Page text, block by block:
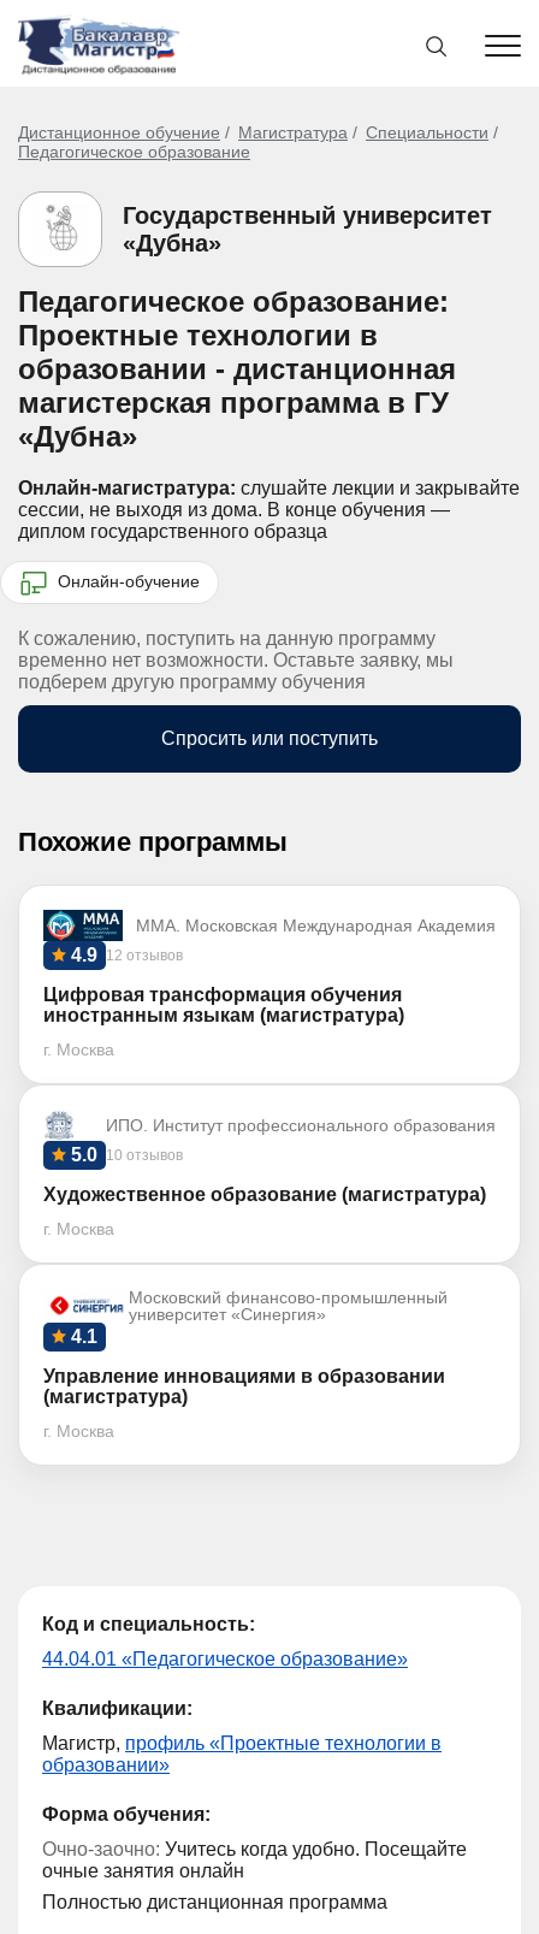
Дистанционное обучение Магистратура
Специальности
Педагогическое образование
Государственный университет
«Дубна»
Педагогическое образование:
Проектные технологии в
образовании - дистанционная
магистерская программа в ГУ
«Дубна»
Онлайн-магистратура: слушайте лекции и закрывайте
сессии, не выходя из дома. В конце обучения —
диплом государственного образца
Онлайн-обучение
К сожалению, поступить на данную программу
временно нет возможности. Оставьте заявку, мы
подберем другую программу обучения
Спросить или поступить
Похожие программы
ММА. Московская Международная Академия
12 отзывов
4.9
Цифровая трансформация обучения
иностранным языкам (магистратура)
г. Москва
ИПО. Институт профессионального образования
10 отзывов
5.0
Художественное образование (магистратура)
г. Москва
Московский финансово-промышленный
университет «Синергия»
4.1
Управление инновациями в образовании
(магистратура)
г. Москва
Код и специальность:
44.04.01 «Педагогическое образование»
Квалификации:
Магистр, профиль «Проектные технологии в
образовании»
Форма обучения:
Очно-заочно: Учитесь когда удобно. Посещайте
очные занятия онлайн
Полностью дистанционная программа